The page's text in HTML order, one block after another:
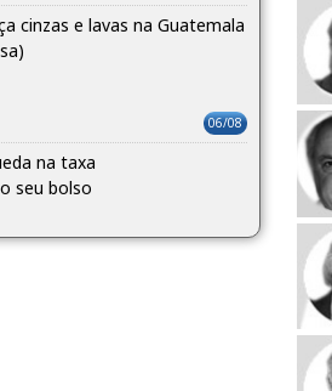
cinzas e lavas na Guatemala
06/08
na taxa
seu bolso